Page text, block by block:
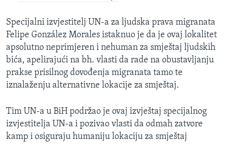
Specijalni izvjestitelj UN-a za ljudska prava migranata
Felipe González Morales istaknuo je da je ovaj lokalitet
apsolutno neprimjeren i nehuman za smještaj ljudskih
bića, apelirajući na bh. vlasti da rade na obustavljanju
prakse prisilnog dovođenja migranata tamo te
iznalaženju alternativne lokacije za smještaj.
Tim UN-a u BiH podržao je ovaj izvještaj specijalnog
izvjestitelja UN-a i pozivao vlasti da odmah zatvore
kamp i osiguraju humaniju lokaciju za smještaj